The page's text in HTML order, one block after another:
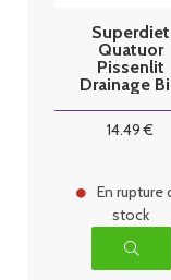
Superdiet
Quatuor
Pissenlit
Drainage
14.49 €
En rupture
stock